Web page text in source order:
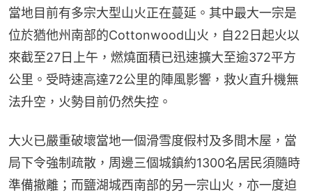
當地目前有多宗大型山火正在蔓延。其中最大一宗是
位於猶他州南部的Cottonwood山火，自22日起火以
來截至27日上午，燃燒面積已迅速擴大至逾372平方
公里。受時速高達72公里的陣風影響，救火直升機無
法升空，火勢目前仍然失控。
大火已嚴重破壞當地一個滑雪度假村及多間木屋，當
局下令強制疏散，周邊三個城鎮約1300名居民須隨時
準備撤離；而鹽湖城西南部的另一宗山火，亦一度迫